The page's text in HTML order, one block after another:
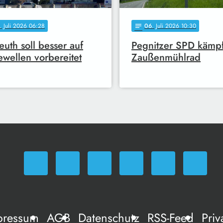
. Juli 2026 06:28
soll besser auf
vorbereitet
notes 06. Juli 2026 10:30
Pegnitzer SPD
Zaußenmühlrad
AGB Datenschutz RSS-Feed